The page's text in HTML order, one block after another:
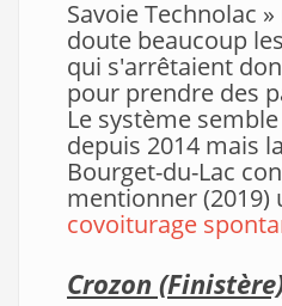
Savoie Technolac
doute beaucoup
qui s'arrêtaient
pour prendre des
Le système
depuis 2014 mais
Bourget-du-Lac
mentionner (2019)
covoiturage
Crozon